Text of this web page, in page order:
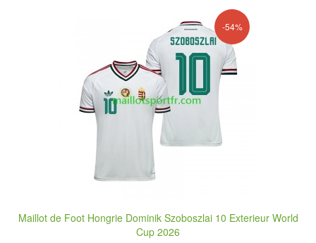
-54%
Maillot de Foot Hongrie Dominik Szoboszlai 10 Exterieur World
Cup 2026